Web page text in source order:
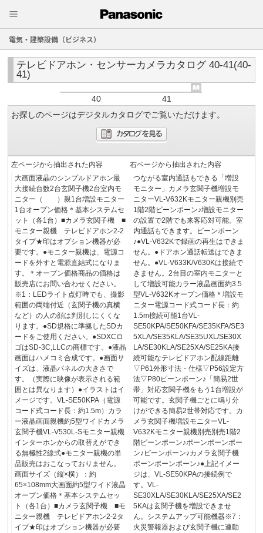
電気・建築設備（ビジネス）
テレビドアホン・センサーカメラカタログ 40-41(40-
41)
40
41
お探しのページはデジタルカタログでご覧いただけます。
左ページから抽出された内容
大画面液晶のシンプルドアホン最
大接続台数2台玄関子機2台室内モ
ニター（ ）親1台増設モニター
1台オープン価格＊基本システムセ
ット（各1台）■カメラ玄関子機 ■
モニター親機 テレビドアホン2-2
タイプ★印はオプション機器が必
要です。●モニター親機は、電源コ
ードを外すと電源直結式になりま
す。＊オープン価格商品の価格は
販売店にお問い合わせください。
※1：LEDライト点灯時でも、撮影
範囲の両端付近（玄関子機の真横
など）の人の顔は判別しにくくな
ります。●SD規格に準拠したSDカ
ードをご使用ください。●SDXCロ
ゴはSD-3C,LLCの商標です。●液晶
画面はハメコミ合成です。●画面サ
イズは、液晶パネルの大きさで
す。（実際に映像が表示される範
囲とは異なります）●イラストはイ
メージです。VL-SE50KPA（電源
コード式コード長：約1.5m）カラ
ー液晶画面親機約5型ワイドカメラ
玄関子機VL-V530L-Sモニター親機
インターホンからの取替えができ
る無極性2線式●モニター親機の単
品販売はおこなっておりません。
画面サイズ（縦×横）：約
65×108mm大画面約5型ワイド液晶
オープン価格＊基本システムセッ
ト（各1台）■カメラ玄関子機 ■モ
ニター親機 テレビドアホン2-2タ
イプ★印はオプション機器が必要
右ページから抽出された内容
つながる室内通話もできる「増設
モニター」カメラ玄関子機増設モ
ニターVL-V632Kモニター親機別売
1階2階ピーンポーン♪増設モニター
の設置で2階でも来客応対可能。室
内通話もできます。ピーンポーン
♪●VL-V632Kで録画の再生はできま
せん。●ドアホン通話転送はできま
せん。●VL-V633K/V630Kは接続で
きません。2台目の室内モニターと
して増設可能カラー液晶画面約3.5
型VL-V632Kオープン価格＊増設モ
ニター電源コード式コード長：約
1.5m接続可能1台VL-
SE50KPA/SE50KFA/SE35KFA/SE3
5XLA/SE35KLA/SE35UXL/SE30X
LA/SE30KLA/SE25XA/SE25KA接
続可能なテレビドアホン配線距離
▽P61外形寸法・仕様▽P56設定方
法▽P80ピーンポーン♪「簡易2世
帯」対応玄関子機をもう1台増設が
可能です。玄関子機ごとに鳴り分
けができる簡易2世帯対応です。カ
メラ玄関子機増設モニターVL-
V632Kモニター親機別売別売1階2
階ピーンポーン♪ポーンポーンポー
ン♪ピーンポーン♪カメラ玄関子機
ポーンポーンポーン♪●上記イメー
ジは、VL-SE50KPAの接続例で
す。VL-
SE30XLA/SE30KLA/SE25XA/SE2
5KAは玄関子機を増設できませ
ん。システムアップ可能機器※7：
火災警報器および玄関子機に連動